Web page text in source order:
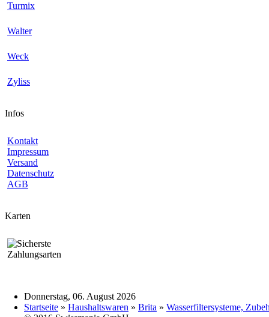
Turmix
Walter
Weck
Zyliss
Infos
Kontakt
Impressum
Versand
Datenschutz
AGB
Karten
Donnerstag, 06. August 2026
Startseite » Haushaltswaren » Brita » Wasserfiltersysteme,